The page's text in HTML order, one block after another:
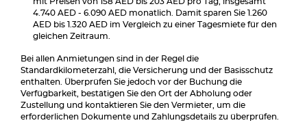
4.740 AED - 6.090 AED monatlich. Damit sparen Sie 1.260
AED bis 1.320 AED im Vergleich zu einer Tagesmiete für den
gleichen Zeitraum.
Bei allen Anmietungen sind in der Regel die
Standardkilometerzahl, die Versicherung und der Basisschutz
enthalten. Überprüfen Sie jedoch vor der Buchung die
Verfügbarkeit, bestätigen Sie den Ort der Abholung oder
Zustellung und kontaktieren Sie den Vermieter, um die
erforderlichen Dokumente und Zahlungsdetails zu überprüfen.